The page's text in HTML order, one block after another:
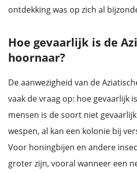
ontdekking was op zich al
Hoe gevaarlijk is de
hoornaar?
De aanwezigheid van de
vaak de vraag op: hoe gevaarlijk
mensen is de soort niet
wespen, al kan een kolonie bij
Voor honingbijen en andere
groter zijn, vooral wanneer een